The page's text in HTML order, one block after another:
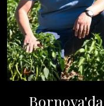
Bornova'da